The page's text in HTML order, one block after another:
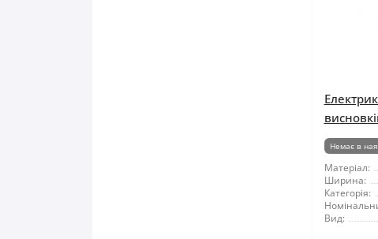
Немає в
Матеріал:
Ширина:
Категорія:
Вид: